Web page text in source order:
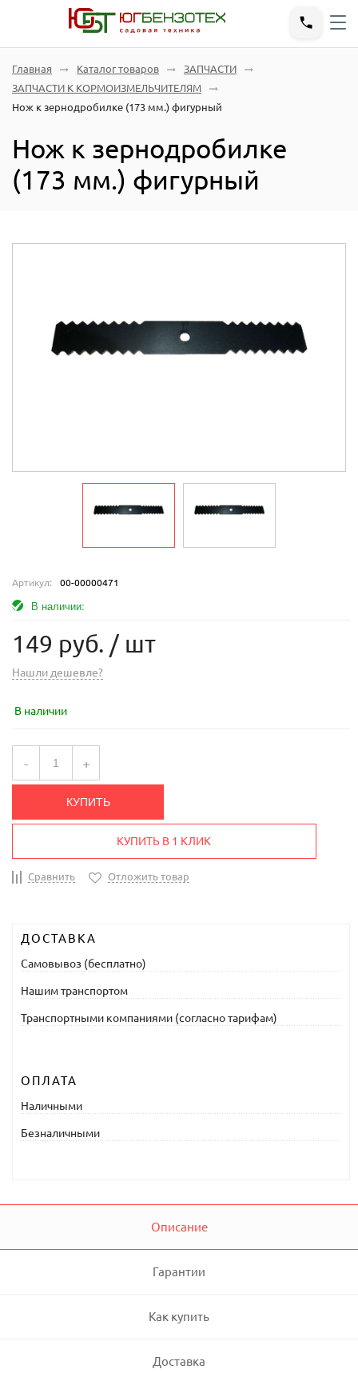
Главная Каталог товаров
ЗАПЧАСТИ
ЗАПЧАСТИ К КОРМОИЗМЕЛЬЧИТЕЛЯМ
Нож к зернодробилке (173 мм.) фигурный
Нож к зернодробилке
(173 мм.) фигурный
Артикул: 00-00000471
В наличии:
149 руб. / шт
Нашли дешевле?
В наличии
- +
КУПИТЬ
КУПИТЬ В 1 КЛИК
Сравнить Отложить товар
ДОСТАВКА
Самовывоз (бесплатно)
Нашим транспортом
Транспортными компаниями (согласно тарифам)
ОПЛАТА
Наличными
Безналичными
Описание
Гарантии
Как купить
Доставка